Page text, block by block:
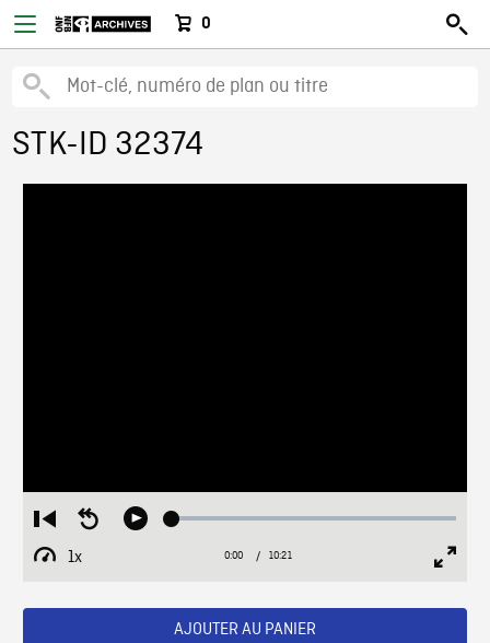
0
STK-ID 32374
Restart
from
beginning
Seek
Play Loaded:
1x
Playback
Current
0:00 / Duration
10:21
AJOUTER AU PANIER